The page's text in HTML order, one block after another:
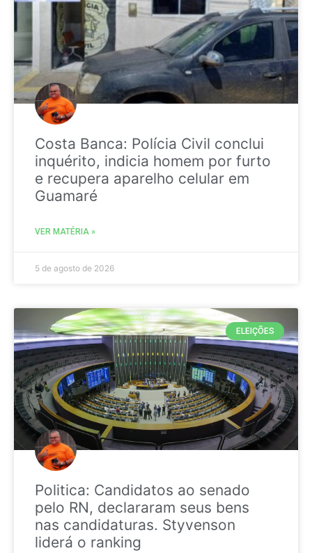
Costa Banca: Polícia Civil conclui
inquérito, indicia homem por furto
e recupera aparelho celular em
Guamaré
VER MATÉRIA »
5 de agosto de 2026
ELEIÇÕES
Politica: Candidatos ao senado
pelo RN, declararam seus bens
nas candidaturas. Styvenson
liderá o ranking